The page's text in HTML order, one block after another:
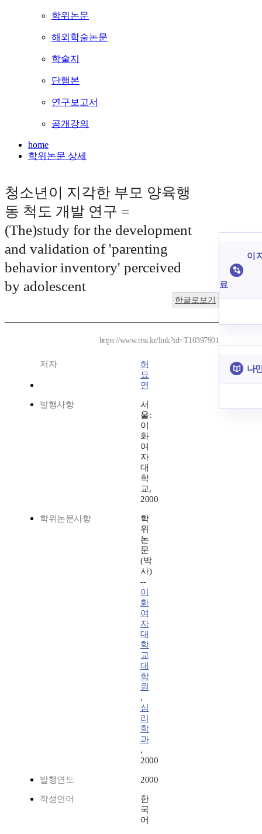
학위논문
해외학술논문
학술지
단행본
연구보고서
공개강의
home
학위논문 상세
청소년이 지각한 부모 양육행
동 척도 개발 연구 =
(The)study for the development
and validation of 'parenting
behavior inventory' perceived
by adolescent
한글로보기
https://www.riss.kr/link?id=T10397901
저자
허
묘
연
발행사항
서
울:
이
화
여
자
대
학
교,
2000
학위논문사항
학
위
논
문
(박
사)
--
이
화
여
자
대
학
교
대
학
원
,
심
리
학
과
,
2000
발행연도 2000
작성언어
한
국
어
이
료
나